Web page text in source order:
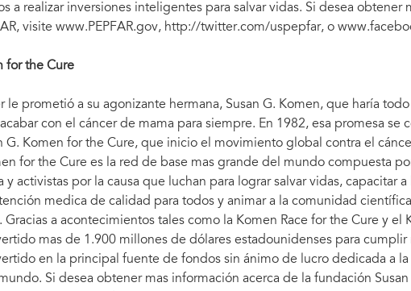
a realizar inversiones inteligentes para salvar vidas. Si desea obtener
visite www.PEPFAR.gov, http://twitter.com/uspepfar, o
for the Cure
le prometió a su agonizante hermana, Susan G. Komen, que haría
con el cáncer de mama para siempre. En 1982, esa promesa se
G. Komen for the Cure, que inicio el movimiento global contra el
for the Cure es la red de base mas grande del mundo compuesta
y activistas por la causa que luchan para lograr salvar vidas, capacitar a
medica de calidad para todos y animar a la comunidad
Gracias a acontecimientos tales como la Komen Race for the Cure y el
mas de 1.900 millones de dólares estadounidenses para cumplir
en la principal fuente de fondos sin ánimo de lucro dedicada a
Si desea obtener mas información acerca de la fundación